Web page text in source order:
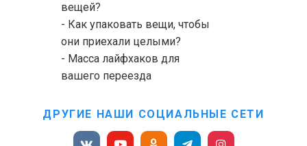
вещей?
- Как упаковать вещи, чтобы
они приехали целыми?
- Масса лайфхаков для
вашего переезда
ДРУГИЕ НАШИ СОЦИАЛЬНЫЕ СЕТИ